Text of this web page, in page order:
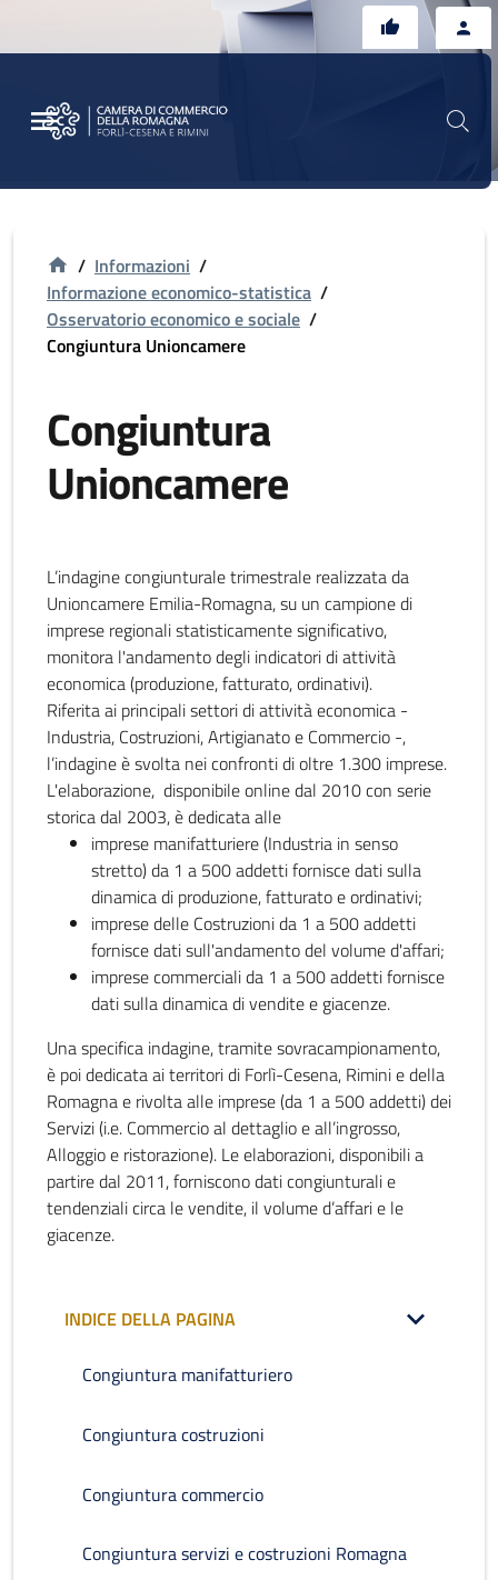
/ Informazioni /
Informazione economico-statistica /
Osservatorio economico e sociale /
Congiuntura Unioncamere
Congiuntura
Unioncamere
L’indagine congiunturale trimestrale realizzata da
Unioncamere Emilia-Romagna, su un campione di
imprese regionali statisticamente significativo,
monitora l'andamento degli indicatori di attività
economica (produzione, fatturato, ordinativi).
Riferita ai principali settori di attività economica -
Industria, Costruzioni, Artigianato e Commercio -,
l’indagine è svolta nei confronti di oltre 1.300 imprese.
L'elaborazione, disponibile online dal 2010 con serie
storica dal 2003, è dedicata alle
imprese manifatturiere (Industria in senso
stretto) da 1 a 500 addetti fornisce dati sulla
dinamica di produzione, fatturato e ordinativi;
imprese delle Costruzioni da 1 a 500 addetti
fornisce dati sull'andamento del volume d'affari;
imprese commerciali da 1 a 500 addetti fornisce
dati sulla dinamica di vendite e giacenze.
Una specifica indagine, tramite sovracampionamento,
è poi dedicata ai territori di Forlì-Cesena, Rimini e della
Romagna e rivolta alle imprese (da 1 a 500 addetti) dei
Servizi (i.e. Commercio al dettaglio e all’ingrosso,
Alloggio e ristorazione). Le elaborazioni, disponibili a
partire dal 2011, forniscono dati congiunturali e
tendenziali circa le vendite, il volume d’affari e le
giacenze.
INDICE DELLA PAGINA
Congiuntura manifatturiero
Congiuntura costruzioni
Congiuntura commercio
Congiuntura servizi e costruzioni Romagna